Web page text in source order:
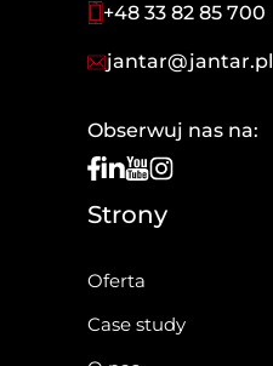
+48 33 82 85 700
jantar@jantar.pl
Obserwuj nas na:
Strony
Oferta
Case study